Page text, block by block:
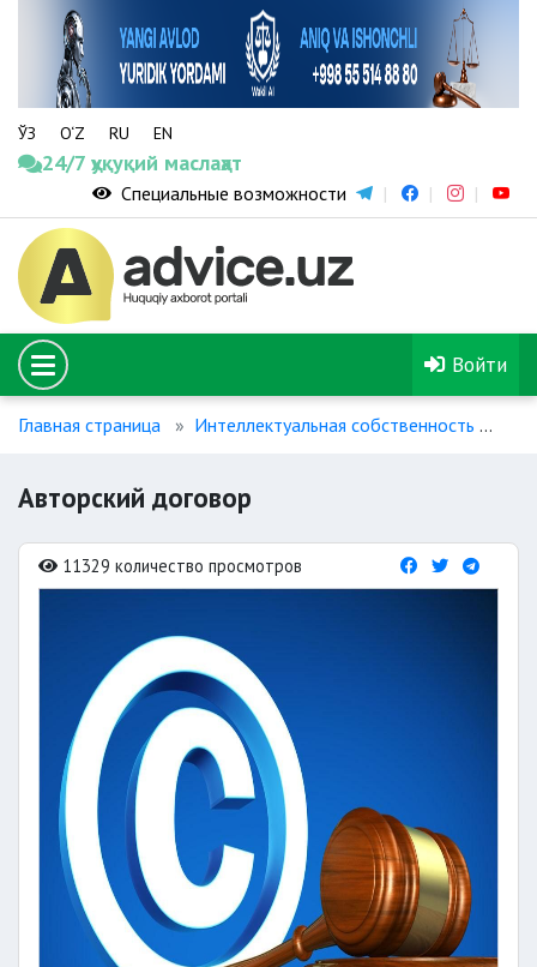
ЎЗ O‘Z RU EN
24/7 ҳуқуқий маслаҳат
Специальные возможности
Войти
Главная страница Интеллектуальная собственность
Авторский договор
11329 количество просмотров